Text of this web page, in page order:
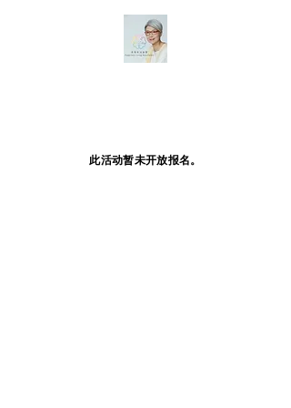
此活动暂未开放报名。